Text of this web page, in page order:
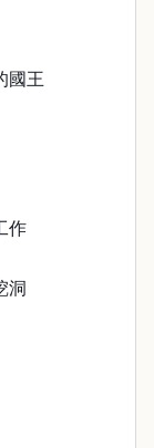
國王
作
洞